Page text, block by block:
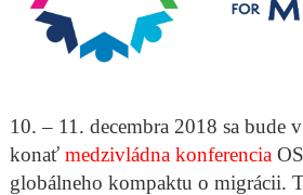
10. – 11. decembra 2018 sa bude
konaťmedzivládna konferencia
globálneho kompaktu o migrácii.